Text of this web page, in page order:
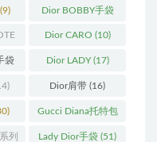
Dior BOBBY手袋
(26)
Dior CARO (10)
袋 Dior LADY(17)
Dior肩带 (16)
Gucci Diana托特包
(11)
列 Lady Dior手袋 (51)